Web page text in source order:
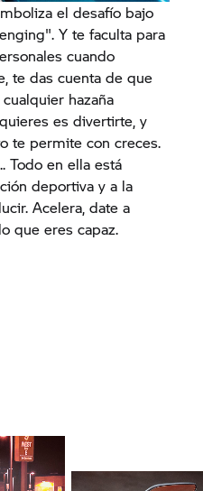
el desafío bajo
Y te faculta para
cuando
te das cuenta de que
hazaña
es divertirte, y
te permite con creces.
Todo en ella está
deportiva y a la
Acelera, date a
que eres capaz.